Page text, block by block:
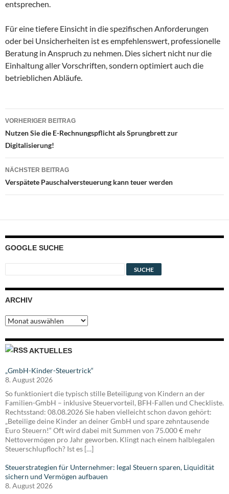
entsprechen.
Für eine tiefere Einsicht in die spezifischen Anforderungen
oder bei Unsicherheiten ist es empfehlenswert, professionelle
Beratung in Anspruch zu nehmen. Dies sichert nicht nur die
Einhaltung aller Vorschriften, sondern optimiert auch die
betrieblichen Abläufe.
Beitragsnavigation
VORHERIGER BEITRAG
Nutzen Sie die E-Rechnungspflicht als Sprungbrett zur
Digitalisierung!
NÄCHSTER BEITRAG
Verspätete Pauschalversteuerung kann teuer werden
GOOGLE SUCHE
ARCHIV
Archiv
AKTUELLES
„GmbH-Kinder-Steuertrick“
8. August 2026
So funktioniert die typisch stille Beteiligung von Kindern an der
Familien-GmbH – inklusive Steuervorteil, BFH-Fallen und Checkliste.
Rechtsstand: 08.08.2026 Sie haben vielleicht schon davon gehört:
„Beteilige deine Kinder an deiner GmbH und spare zehntausende
Euro Steuern!“ Oft wird dabei mit Summen von 75.000 € mehr
Nettovermögen pro Jahr geworben. Klingt nach einem halblegalen
Steuerschlupfloch? Ist es […]
Steuerstrategien für Unternehmer: legal Steuern sparen, Liquidität
sichern und Vermögen aufbauen
8. August 2026